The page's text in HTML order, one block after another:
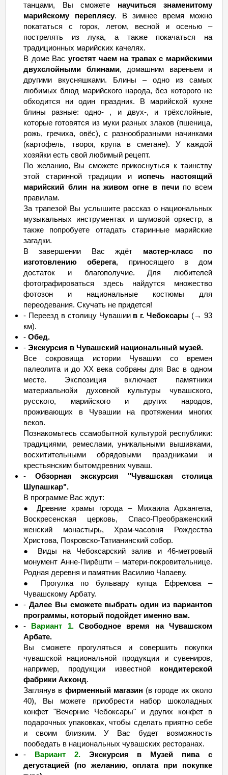
танцами, Вы сможете научиться знаменитому
марийскому переплясу. В зимнее время можно
покататься с горок, летом, весной и осенью –
пострелять из лука, а также покачаться на
традиционных марийских качелях.
В доме Вас угостят чаем на травах с марийскими
двухслойными блинами, домашним вареньем и
другими вкусняшками. Блины – одно из самых
любимых блюд марийского народа, без которого не
обходится ни один праздник. В марийской кухне
блины разные: одно- , и двух-, и трёхслойные,
которые готовятся из муки разных злаков (пшеница,
рожь, гречиха, овёс), с разнообразными начинками
(картофель, творог, крупа в сметане). У каждой
хозяйки есть свой любимый рецепт.
По желанию, Вы сможете прикоснуться к таинству
этой старинной традиции и испечь настоящий
марийский блин на живом огне в печипо всем
правилам.
За трапезой Вы услышите рассказ о национальных
музыкальных инструментах и шумовой оркестр, а
также попробуете отгадать старинные марийские
загадки.
В завершении Вас ждёт мастер-класс по
изготовлению оберега, приносящего в дом
достаток и благополучие. Для любителей
фотографироваться здесь найдутся множество
фотозон и национальные костюмы для
переодевания. Скучать не придется!
- Переезд в столицу Чувашии в г. Чебоксары (→ 93
км).
- Обед.
- Экскурсия в Чувашский национальный музей.
Все сокровища истории Чувашии со времен
палеолита и до XX века собраны для Вас в одном
месте. Экспозиция включает памятники
материальнойи духовной культуры чувашского,
русского, марийского и других народов,
проживающих в Чувашии на протяжении многих
веков.
Познакомьтесь ссамобытной культурой республики:
традициями, ремеслами, уникальными вышивками,
восхитительными обрядовыми праздниками и
крестьянским бытомдревних чуваш.
- Обзорная экскурсия "Чувашская столица
Шупашкар".
В программе Вас ждут:
● Древние храмы города – Михаила Архангела,
Воскресенская церковь, Спасо-Преображенский
женский монастырь, Храм-часовня Рождества
Христова, Покровско-Татианинский собор.
● Виды на Чебоксарский залив и 46-метровый
монумент Анне-Пирĕшти – матери-покровительнице.
Родная деревня и памятник Василию Чапаеву.
● Прогулка по бульвару купца Ефремова –
Чувашскому Арбату.
- Далее Вы сможете выбрать один из вариантов
программы, который подойдет именно вам.
- Вариант 1.
Свободное время на Чувашском
Арбате.
Вы сможете прогуляться и совершить покупки
чувашской национальной продукции и сувениров,
например, продукции известной кондитерской
фабрики Акконд.
Заглянув в фирменный магазин (в городе их около
40), Вы можете приобрести набор шоколадных
конфет "Вечерние Чебоксары" и других конфет в
подарочных упаковках, чтобы сделать приятно себе
и своим близким. У Вас будет возможность
пообедать в национальных чувашских ресторанах.
- Вариант 2.
Экскурсия в Музей пива с
дегустацией (по желанию, оплата при покупке